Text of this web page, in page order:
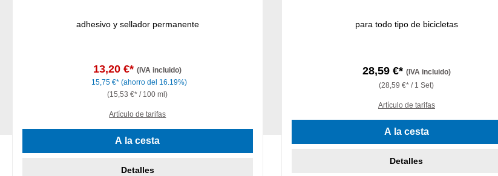
adhesivo y sellador permanente
13,20 €*(IVA incluido)
15,75 €* (ahorro del 16.19%)
(15,53 €* / 100 ml)
Artículo de tarifas
A la cesta
Detalles
para todo tipo de bicicletas
28,59 €* (IVA incluido)
(28,59 €* / 1 Set)
Artículo de tarifas
A la cesta
Detalles